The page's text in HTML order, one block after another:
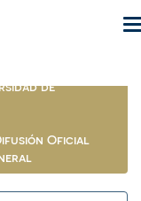
de
Oficial